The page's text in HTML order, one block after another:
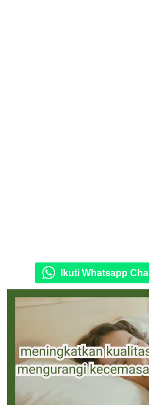
Ikuti Whatsapp